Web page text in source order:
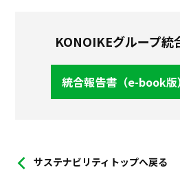
KONOIKEグループ
統合報告書（e-book版）
サステナビリティトップへ戻る